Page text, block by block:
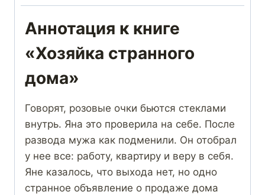
Аннотация к книге
«Хозяйка странного
дома»
Говорят, розовые очки бьются стеклами
внутрь. Яна это проверила на себе. После
развода мужа как подменили. Он отобрал
у нее все: работу, квартиру и веру в себя.
Яне казалось, что выхода нет, но одно
странное объявление о продаже дома